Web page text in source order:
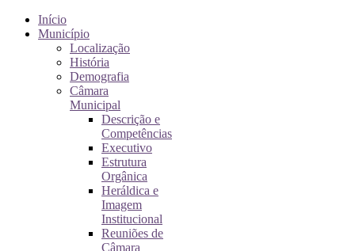
Início
Município
Localização
História
Demografia
Câmara
Municipal
Descrição e
Competências
Executivo
Estrutura
Orgânica
Heráldica e
Imagem
Institucional
Reuniões de
Câmara